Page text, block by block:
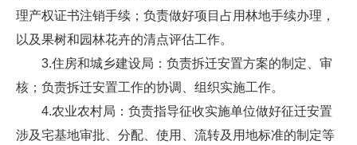
理产权证书注销手续；负责做好项目占用林地手续办理，
以及果树和园林花卉的清点评估工作。
3.住房和城乡建设局：负责拆迁安置方案的制定、审
核；负责拆迁安置工作的协调、组织实施工作。
4.农业农村局：负责指导征收实施单位做好征迁安置
涉及宅基地审批、分配、使用、流转及用地标准的制定等